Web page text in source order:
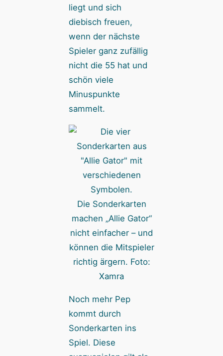
liegt und sich
diebisch freuen,
wenn der nächste
Spieler ganz zufällig
nicht die 55 hat und
schön viele
Minuspunkte
sammelt.
Die Sonderkarten
machen „Allie Gator“
nicht einfacher – und
können die Mitspieler
richtig ärgern. Foto:
Xamra
Noch mehr Pep
kommt durch
Sonderkarten ins
Spiel. Diese